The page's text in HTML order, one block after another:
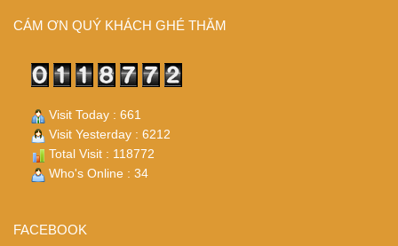
CÁM ƠN QUÝ KHÁCH GHÉ THĂM
Visit Today : 661
Visit Yesterday : 6212
Total Visit : 118772
Who's Online : 34
FACEBOOK